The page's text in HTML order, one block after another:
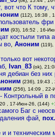
что К тому,
(112), 16:38 ,
фри
(93), 16:52 , 16-
костыли типа
во, Аноним
вот
, Ivan_83 (ok),
дебиан без них
(236), 19:43
(256), 14:09 , 22-
Контрольный в
, 17-Июн-26, (144)
Баг с
фай, пох.
и и